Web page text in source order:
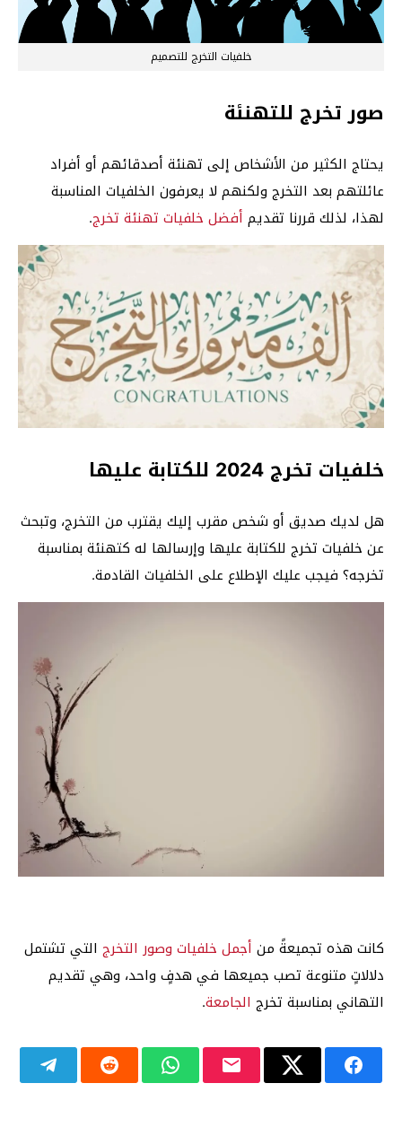
خلفيات التخرج للتصميم
صور تخرج للتهنئة
يحتاج الكثير من الأشخاص إلى تهنئة أصدقائهم أو أفراد
عائلتهم بعد التخرج ولكنهم لا يعرفون الخلفيات المناسبة
لهذا، لذلك قررنا تقديم أفضل خلفيات تهنئة تخرج.
خلفيات تخرج 2024 للكتابة عليها
هل لديك صديق أو شخص مقرب إليك يقترب من التخرج، وتبحث
عن خلفيات تخرج للكتابة عليها وإرسالها له كتهنئة بمناسبة
تخرجه؟ فيجب عليك الإطلاع على الخلفيات القادمة.
كانت هذه تجميعةً من أجمل خلفيات وصور التخرج التي تشتمل
دلالاتٍ متنوعة تصب جميعها في هدفٍ واحد، وهي تقديم
التهاني بمناسبة تخرج الجامعة.